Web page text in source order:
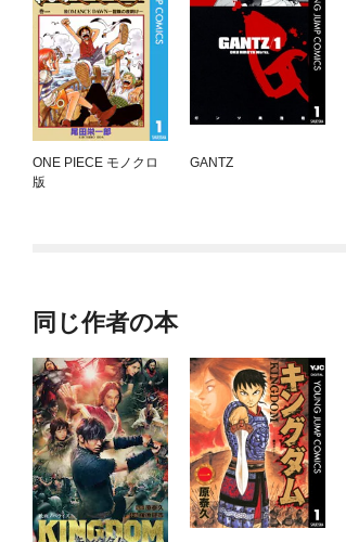
ONE PIECE モノクロ
版
GANTZ
同じ作者の本